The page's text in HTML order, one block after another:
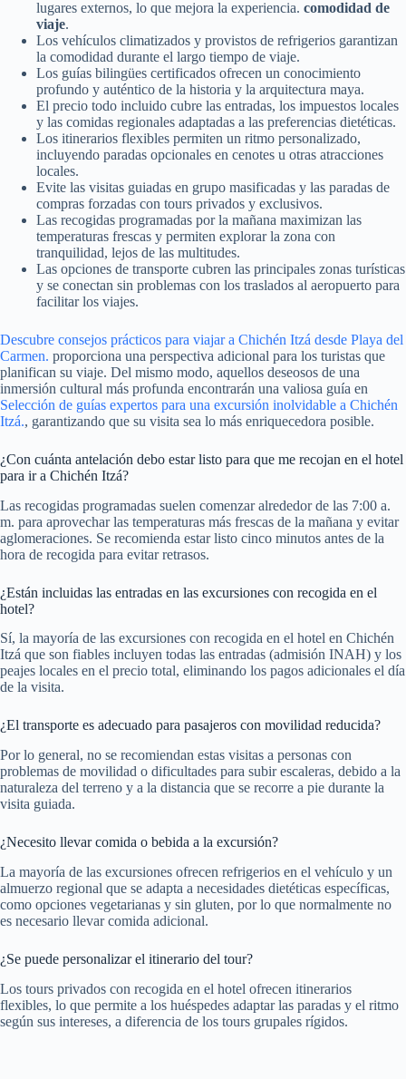
lugares externos, lo que mejora la experiencia. comodidad de
viaje.
Los vehículos climatizados y provistos de refrigerios garantizan
la comodidad durante el largo tiempo de viaje.
Los guías bilingües certificados ofrecen un conocimiento
profundo y auténtico de la historia y la arquitectura maya.
El precio todo incluido cubre las entradas, los impuestos locales
y las comidas regionales adaptadas a las preferencias dietéticas.
Los itinerarios flexibles permiten un ritmo personalizado,
incluyendo paradas opcionales en cenotes u otras atracciones
locales.
Evite las visitas guiadas en grupo masificadas y las paradas de
compras forzadas con tours privados y exclusivos.
Las recogidas programadas por la mañana maximizan las
temperaturas frescas y permiten explorar la zona con
tranquilidad, lejos de las multitudes.
Las opciones de transporte cubren las principales zonas turísticas
y se conectan sin problemas con los traslados al aeropuerto para
facilitar los viajes.
Descubre consejos prácticos para viajar a Chichén Itzá desde Playa del
Carmen. proporciona una perspectiva adicional para los turistas que
planifican su viaje. Del mismo modo, aquellos deseosos de una
inmersión cultural más profunda encontrarán una valiosa guía en
Selección de guías expertos para una excursión inolvidable a Chichén
Itzá., garantizando que su visita sea lo más enriquecedora posible.
¿Con cuánta antelación debo estar listo para que me recojan en el hotel
para ir a Chichén Itzá?
Las recogidas programadas suelen comenzar alrededor de las 7:00 a.
m. para aprovechar las temperaturas más frescas de la mañana y evitar
aglomeraciones. Se recomienda estar listo cinco minutos antes de la
hora de recogida para evitar retrasos.
¿Están incluidas las entradas en las excursiones con recogida en el
hotel?
Sí, la mayoría de las excursiones con recogida en el hotel en Chichén
Itzá que son fiables incluyen todas las entradas (admisión INAH) y los
peajes locales en el precio total, eliminando los pagos adicionales el día
de la visita.
¿El transporte es adecuado para pasajeros con movilidad reducida?
Por lo general, no se recomiendan estas visitas a personas con
problemas de movilidad o dificultades para subir escaleras, debido a la
naturaleza del terreno y a la distancia que se recorre a pie durante la
visita guiada.
¿Necesito llevar comida o bebida a la excursión?
La mayoría de las excursiones ofrecen refrigerios en el vehículo y un
almuerzo regional que se adapta a necesidades dietéticas específicas,
como opciones vegetarianas y sin gluten, por lo que normalmente no
es necesario llevar comida adicional.
¿Se puede personalizar el itinerario del tour?
Los tours privados con recogida en el hotel ofrecen itinerarios
flexibles, lo que permite a los huéspedes adaptar las paradas y el ritmo
según sus intereses, a diferencia de los tours grupales rígidos.